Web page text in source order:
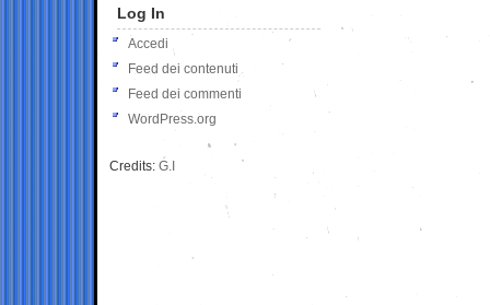
Log In
Accedi
Feed dei contenuti
Feed dei commenti
WordPress.org
Credits: G.I